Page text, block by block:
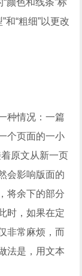
颜色和线条”标
和“粗细”以更改
种情况：一篇
个页面的一小
原文从新一页
会影响版面的
将余下的部分
时，如果在定
非常麻烦，而
法是，用文本